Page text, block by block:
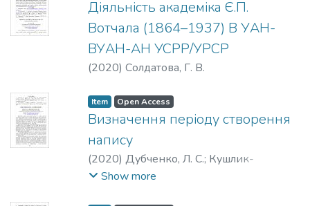
Діяльність академіка Є.П.
Вотчала (1864–1937) В УАН-
ВУАН-АН УСРР/УРСР
(2020) Солдатова, Г. В.
Item Open Access
Визначення періоду створення
напису
(2020) Дубченко, Л. С.; Кушлик-
Дивульська, О. І.
Show more